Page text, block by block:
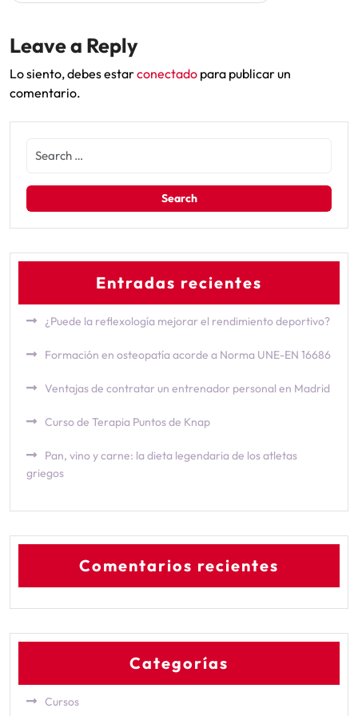
Leave a Reply
Lo siento, debes estarconectado para publicar un
comentario.
Entradas recientes
¿Puede la reflexología mejorar el rendimiento deportivo?
Formación en osteopatía acorde a Norma UNE-EN 16686
Ventajas de contratar un entrenador personal en Madrid
Curso de Terapia Puntos de Knap
Pan, vino y carne: la dieta legendaria de los atletas
griegos
Comentarios recientes
Categorías
Cursos